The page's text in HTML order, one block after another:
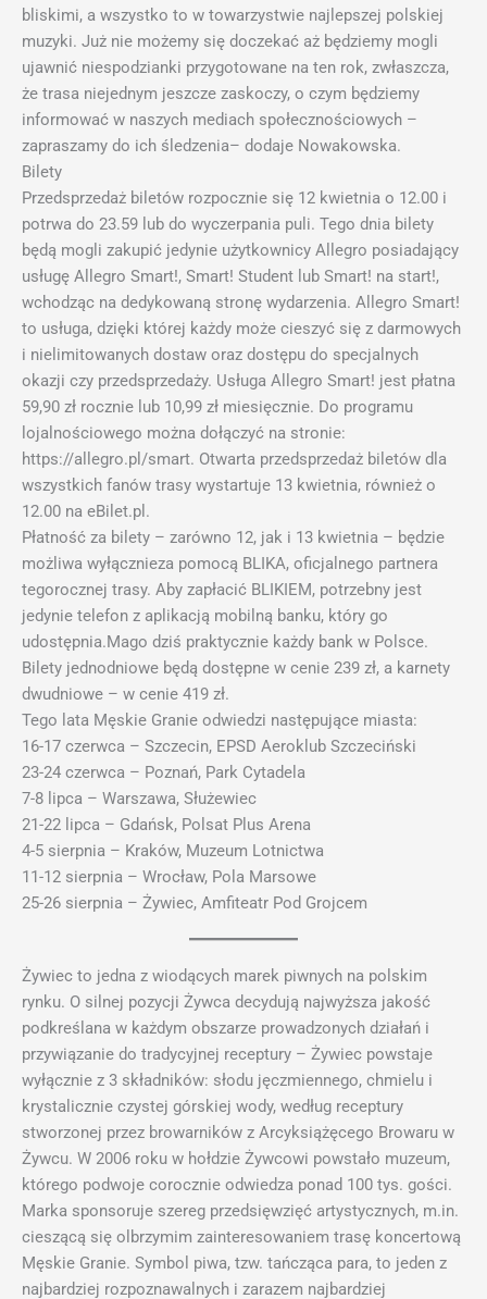
bliskimi, a wszystko to w towarzystwie najlepszej polskiej
muzyki. Już nie możemy się doczekać aż będziemy mogli
ujawnić niespodzianki przygotowane na ten rok, zwłaszcza,
że trasa niejednym jeszcze zaskoczy, o czym będziemy
informować w naszych mediach społecznościowych –
zapraszamy do ich śledzenia– dodaje Nowakowska.
Bilety
Przedsprzedaż biletów rozpocznie się 12 kwietnia o 12.00 i
potrwa do 23.59 lub do wyczerpania puli. Tego dnia bilety
będą mogli zakupić jedynie użytkownicy Allegro posiadający
usługę Allegro Smart!, Smart! Student lub Smart! na start!,
wchodząc na dedykowaną stronę wydarzenia. Allegro Smart!
to usługa, dzięki której każdy może cieszyć się z darmowych
i nielimitowanych dostaw oraz dostępu do specjalnych
okazji czy przedsprzedaży. Usługa Allegro Smart! jest płatna
59,90 zł rocznie lub 10,99 zł miesięcznie. Do programu
lojalnościowego można dołączyć na stronie:
https://allegro.pl/smart. Otwarta przedsprzedaż biletów dla
wszystkich fanów trasy wystartuje 13 kwietnia, również o
12.00 na eBilet.pl.
Płatność za bilety – zarówno 12, jak i 13 kwietnia – będzie
możliwa wyłącznieza pomocą BLIKA, oficjalnego partnera
tegorocznej trasy. Aby zapłacić BLIKIEM, potrzebny jest
jedynie telefon z aplikacją mobilną banku, który go
udostępnia.Mago dziś praktycznie każdy bank w Polsce.
Bilety jednodniowe będą dostępne w cenie 239 zł, a karnety
dwudniowe – w cenie 419 zł.
Tego lata Męskie Granie odwiedzi następujące miasta:
16-17 czerwca – Szczecin, EPSD Aeroklub Szczeciński
23-24 czerwca – Poznań, Park Cytadela
7-8 lipca – Warszawa, Służewiec
21-22 lipca – Gdańsk, Polsat Plus Arena
4-5 sierpnia – Kraków, Muzeum Lotnictwa
11-12 sierpnia – Wrocław, Pola Marsowe
25-26 sierpnia – Żywiec, Amfiteatr Pod Grojcem
Żywiec to jedna z wiodących marek piwnych na polskim
rynku. O silnej pozycji Żywca decydują najwyższa jakość
podkreślana w każdym obszarze prowadzonych działań i
przywiązanie do tradycyjnej receptury – Żywiec powstaje
wyłącznie z 3 składników: słodu jęczmiennego, chmielu i
krystalicznie czystej górskiej wody, według receptury
stworzonej przez browarników z Arcyksiążęcego Browaru w
Żywcu. W 2006 roku w hołdzie Żywcowi powstało muzeum,
którego podwoje corocznie odwiedza ponad 100 tys. gości.
Marka sponsoruje szereg przedsięwzięć artystycznych, m.in.
cieszącą się olbrzymim zainteresowaniem trasę koncertową
Męskie Granie. Symbol piwa, tzw. tańcząca para, to jeden z
najbardziej rozpoznawalnych i zarazem najbardziej